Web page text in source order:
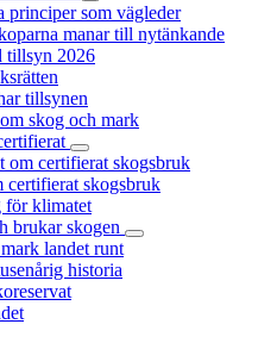
principer som vägleder
manar till nytänkande
tillsyn 2026
tillsynen
skog och mark
om certifierat skogsbruk
certifierat skogsbruk
för klimatet
brukar skogen
landet runt
historia